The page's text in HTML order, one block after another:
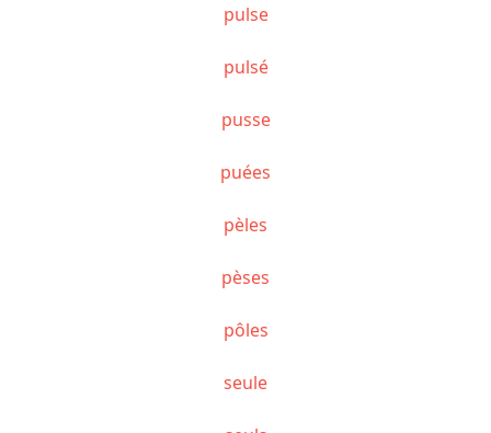
pulse
pulsé
pusse
puées
pèles
pèses
pôles
seule